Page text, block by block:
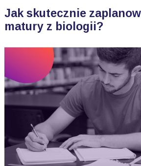
Jak skutecznie
matury z biologii?